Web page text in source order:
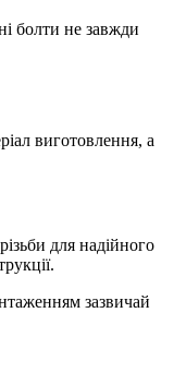
болти не завжди
виготовлення, а
для надійного
зазвичай